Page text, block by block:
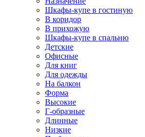
Шкафы-купе в гостиную
В коридор
В прихожую
Шкафы-купе в спальню
Детские
Офисные
Для книг
Для одежды
На балкон
Форма
Высокие
Г-образные
Длинные
Низкие